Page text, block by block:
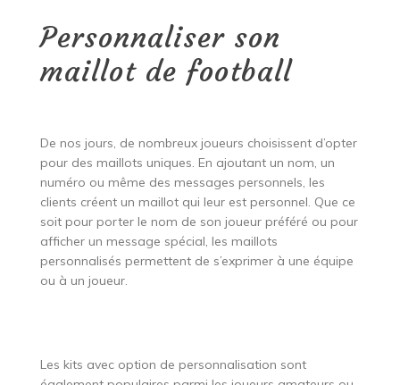
Personnaliser son
maillot de football
De nos jours, de nombreux joueurs choisissent d’opter
pour des maillots uniques. En ajoutant un nom, un
numéro ou même des messages personnels, les
clients créent un maillot qui leur est personnel. Que ce
soit pour porter le nom de son joueur préféré ou pour
afficher un message spécial, les maillots
personnalisés permettent de s’exprimer à une équipe
ou à un joueur.
Les kits avec option de personnalisation sont